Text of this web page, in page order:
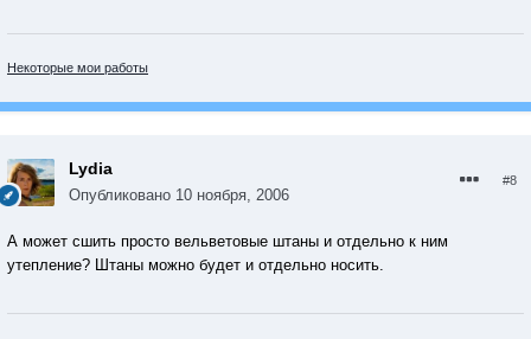
Некоторые мои работы
Lydia
Опубликовано 10 ноября, 2006
#8
А может сшить просто вельветовые штаны и отдельно к ним
утепление? Штаны можно будет и отдельно носить.